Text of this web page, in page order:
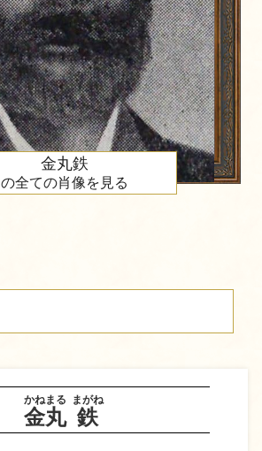
金丸
かねまる
鉄
まがね
金丸鉄
の全ての肖像を見る